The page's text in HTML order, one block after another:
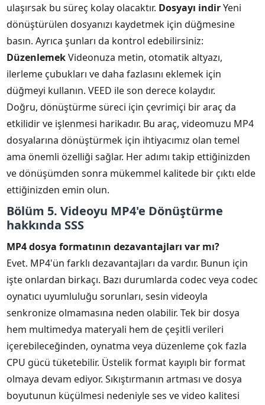
ulaşırsak bu süreç kolay olacaktır. Dosyayı indirYeni
dönüştürülen dosyanızı kaydetmek için düğmesine
basın. Ayrıca şunları da kontrol edebilirsiniz:
DüzenlemekVideonuza metin, otomatik altyazı,
ilerleme çubukları ve daha fazlasını eklemek için
düğmeyi kullanın. VEED ile son derece kolaydır.
Doğru, dönüştürme süreci için çevrimiçi bir araç da
etkilidir ve işlenmesi harikadır. Bu araç, videomuzu MP4
dosyalarına dönüştürmek için ihtiyacımız olan temel
ama önemli özelliği sağlar. Her adımı takip ettiğinizden
ve dönüşümden sonra mükemmel kalitede bir çıktı elde
ettiğinizden emin olun.
Bölüm 5. Videoyu MP4'e Dönüştürme
hakkında SSS
MP4 dosya formatının dezavantajları var mı?
Evet. MP4'ün farklı dezavantajları da vardır. Bunun için
işte onlardan birkaçı. Bazı durumlarda codec veya codec
oynatıcı uyumluluğu sorunları, sesin videoyla
senkronize olmamasına neden olabilir. Tek bir dosya
hem multimedya materyali hem de çeşitli verileri
içerebileceğinden, oynatma veya düzenleme çok fazla
CPU gücü tüketebilir. Üstelik format kayıplı bir format
olmaya devam ediyor. Sıkıştırmanın artması ve dosya
boyutunun küçülmesi nedeniyle ses ve video kalitesi